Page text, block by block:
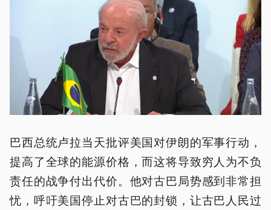
巴西总统卢拉当天批评美国对伊朗的军事行动，
提高了全球的能源价格，而这将导致穷人为不负
责任的战争付出代价。他对古巴局势感到非常担
忧，呼吁美国停止对古巴的封锁，让古巴人民过